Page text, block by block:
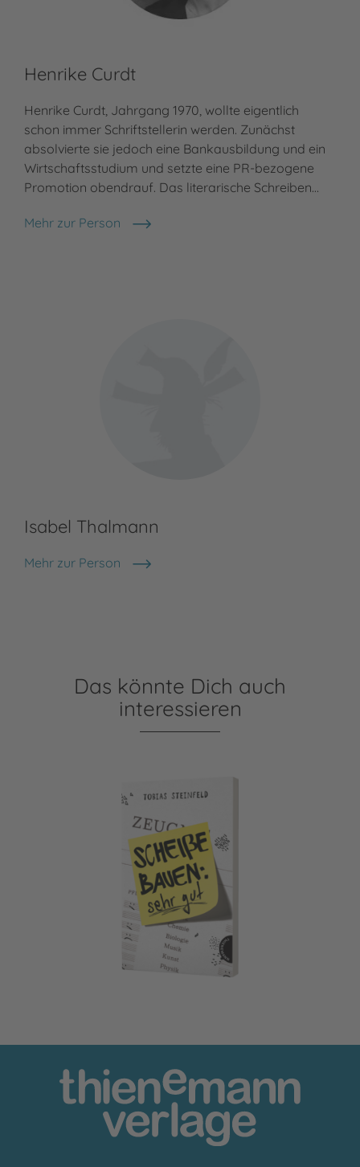
Henrike Curdt
Henrike Curdt, Jahrgang 1970, wollte eigentlich
schon immer Schriftstellerin werden. Zunächst
absolvierte sie jedoch eine Bankausbildung und ein
Wirtschaftsstudium und setzte eine PR-bezogene
Promotion obendrauf. Das literarische Schreiben…
Mehr zur Person
Henrike Curdt
Isabel Thalmann
Mehr zur Person
Isabel Thalmann
Das könnte Dich auch
interessieren
Scheiße bauen: sehr gut